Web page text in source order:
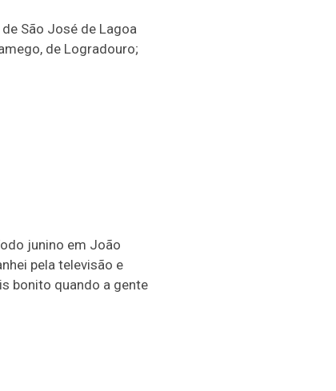
São José de Lagoa
de Logradouro;
junino em João
pela televisão e
bonito quando a gente